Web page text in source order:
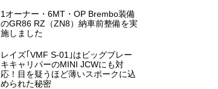
1オーナー・6MT・OP Brembo装備
のGR86 RZ（ZN8）納車前整備を実
施しました
レイズ｢VMF S-01｣はビッグブレー
キキャリパーのMINI JCWにも対
応！目を疑うほど薄いスポークに込
められた秘密